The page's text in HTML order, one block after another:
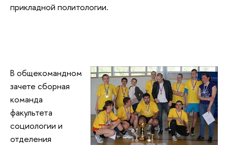
прикладной политологии.
В общекомандном
зачете сборная
команда
факультета
социологии и
отделения